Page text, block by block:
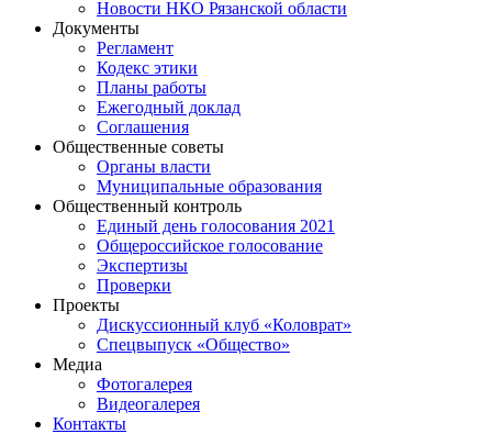
Новости НКО Рязанской области
Документы
Регламент
Кодекс этики
Планы работы
Ежегодный доклад
Соглашения
Общественные советы
Органы власти
Муниципальные образования
Общественный контроль
Единый день голосования 2021
Общероссийское голосование
Экспертизы
Проверки
Проекты
Дискуссионный клуб «Коловрат»
Спецвыпуск «Общество»
Медиа
Фотогалерея
Видеогалерея
Контакты